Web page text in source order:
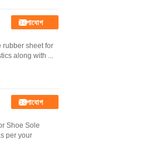
যোগাযোগ
rubber sheet for
along with ...
যোগাযোগ
Shoe Sole
per your